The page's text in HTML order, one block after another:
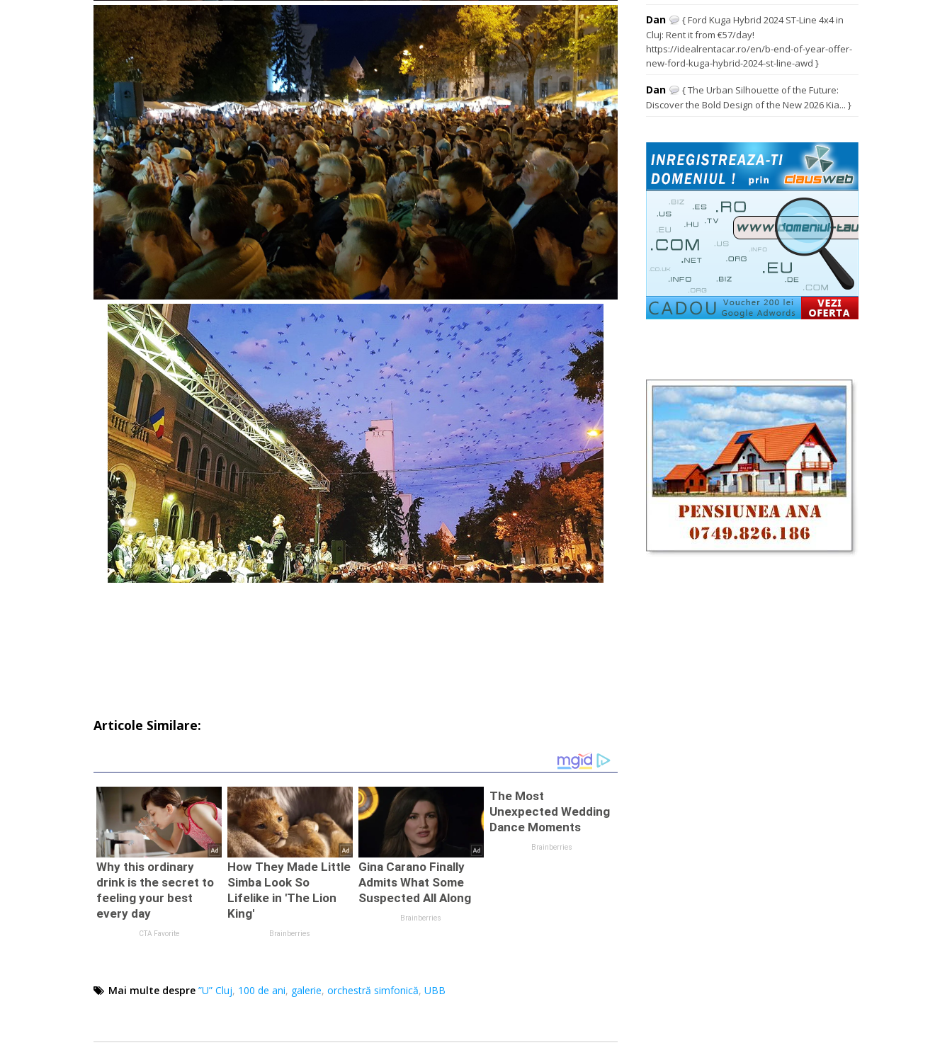
Articole Similare:
Mai multe despre ”U” Cluj, 100 de ani, galerie, orchestră simfonică, UBB
Dan
{ Ford Kuga Hybrid 2024 ST-Line 4x4 in
Cluj: Rent it from €57/day!
https://idealrentacar.ro/en/b-end-of-year-offer-
new-ford-kuga-hybrid-2024-st-line-awd }
Dan
{ The Urban Silhouette of the Future:
Discover the Bold Design of the New 2026 Kia... }